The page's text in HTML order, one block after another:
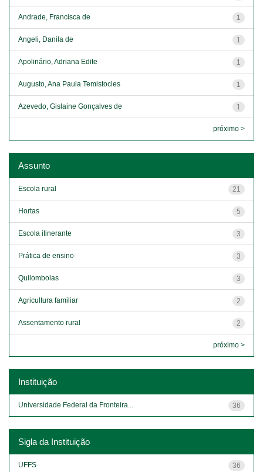
1
Andrade, Francisca de
1
Angeli, Danila de
1
Apolinário, Adriana Edite
1
Augusto, Ana Paula Temistocles
1
Azevedo, Gislaine Gonçalves de
próximo >
Assunto
21
Escola rural
5
Hortas
3
Escola itinerante
3
Prática de ensino
3
Quilombolas
2
Agricultura familiar
2
Assentamento rural
próximo >
Instituição
36
Universidade Federal da Fronteira...
Sigla da Instituição
36
UFFS